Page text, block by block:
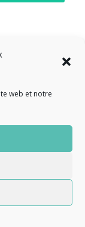
web et notre